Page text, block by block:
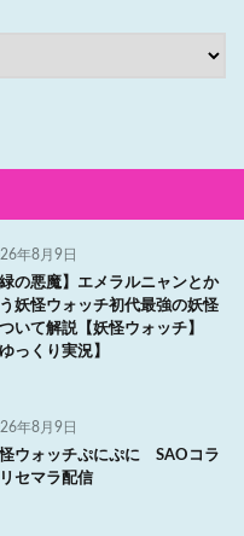
年8月9日
緑の悪魔】エメラルニャンとか
妖怪ウォッチ初代最強の妖怪
いて解説【妖怪ウォッチ】
ゆっくり実況】
年8月9日
ウォッチぷにぷに SAOコラ
セマラ配信